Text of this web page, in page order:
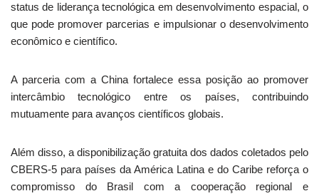
status de liderança tecnológica em desenvolvimento espacial, o
que pode promover parcerias e impulsionar o desenvolvimento
econômico e científico.
A parceria com a China fortalece essa posição ao promover
intercâmbio tecnológico entre os países, contribuindo
mutuamente para avanços científicos globais.
Além disso, a disponibilização gratuita dos dados coletados pelo
CBERS-5 para países da América Latina e do Caribe reforça o
compromisso do Brasil com a cooperação regional e